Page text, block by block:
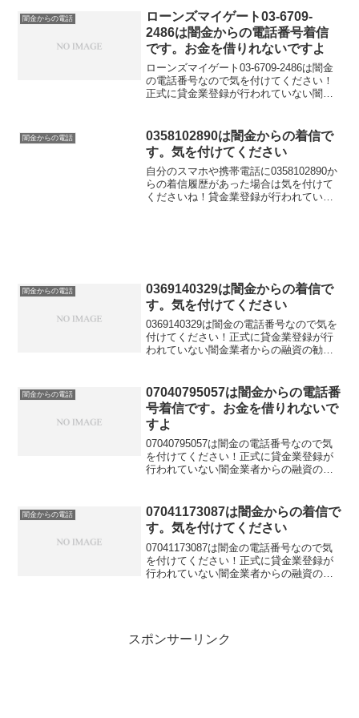
条件だけでも...
闇金からの電話
ローンズマイゲート03-6709-
2486は闇金からの電話番号着信
です。お金を借りれないですよ
ローンズマイゲート03-6709-2486は闇金
の電話番号なので気を付けてください！
正式に貸金業登録が行われていない闇金
でしょうか？」「今ならすぐにご融資可
能なので条件...
闇金からの電話
0358102890は闇金からの着信で
す。気を付けてください
自分のスマホや携帯電話に0358102890か
らの着信履歴があった場合は気を付けて
くださいね！貸金業登録が行われていな
闇金からの電話
0369140329は闇金からの着信で
す。気を付けてください
0369140329は闇金の電話番号なので気を
付けてください！正式に貸金業登録が行
われていない闇金業者からの融資の勧誘
らすぐにご融資可能なので条件だけでも
聞いてください...
闇金からの電話
07040795057は闇金からの電話番
号着信です。お金を借りれないで
すよ
07040795057は闇金の電話番号なので気
を付けてください！正式に貸金業登録が
行われていない闇金業者からの融資の勧
「今ならすぐにご融資可能なので条件だ
けでも聞いてくださ...
闇金からの電話
07041173087は闇金からの着信で
す。気を付けてください
07041173087は闇金の電話番号なので気
を付けてください！正式に貸金業登録が
行われていない闇金業者からの融資の勧
スポンサーリンク